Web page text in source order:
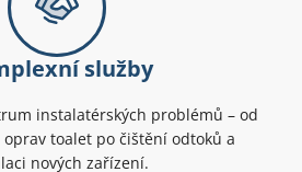
služby
instalatérských problémů – od
toalet po čištění odtoků a
nových zařízení.